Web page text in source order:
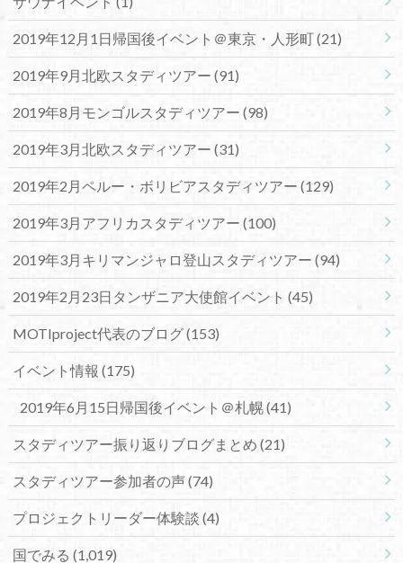
2019年12月1日帰国後イベント＠東京・人形町(21)
2019年9月北欧スタディツアー (91)
2019年8月モンゴルスタディツアー (98)
2019年3月北欧スタディツアー (31)
2019年2月ペルー・ボリビアスタディツアー (129)
2019年3月アフリカスタディツアー (100)
2019年3月キリマンジャロ登山スタディツアー (94)
2019年2月23日タンザニア大使館イベント (45)
MOTIproject代表のブログ(153)
イベント情報 (175)
2019年6月15日帰国後イベント＠札幌(41)
スタディツアー振り返りブログまとめ (21)
スタディツアー参加者の声(74)
プロジェクトリーダー体験談 (4)
国でみる (1,019)